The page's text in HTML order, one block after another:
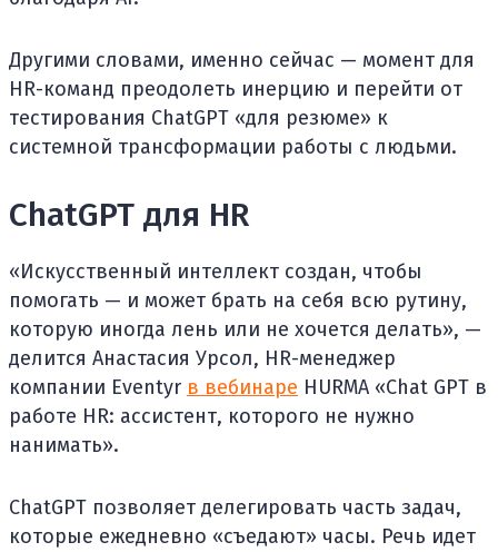
Другими словами, именно сейчас — момент для
HR-команд преодолеть инерцию и перейти от
тестирования ChatGPT «для резюме» к
системной трансформации работы с людьми.
ChatGPT для HR
«Искусственный интеллект создан, чтобы
помогать — и может брать на себя всю рутину,
которую иногда лень или не хочется делать», —
делится Анастасия Урсол, HR-менеджер
компании Eventyr в вебинаре HURMA «Chat GPT в
работе HR: ассистент, которого не нужно
нанимать».
ChatGPT позволяет делегировать часть задач,
которые ежедневно «съедают» часы. Речь идет